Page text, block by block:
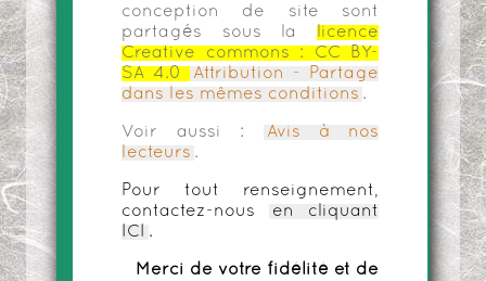
conception de site sont
partagés sous la
licence
Creative commons :
CC BY-
SA 4.0
Attribution - Partage
dans les mêmes conditions .
Voir aussi :
Avis à nos
lecteurs .
Pour tout renseignement,
contactez-nous
en cliquant
ICI
.
Merci de votre fidélité et de